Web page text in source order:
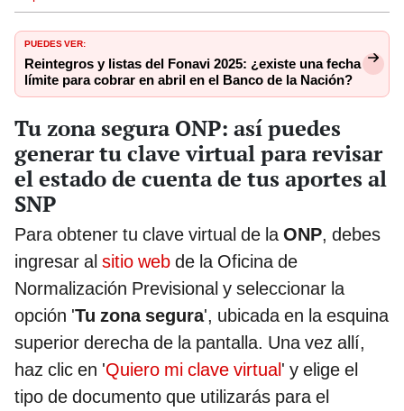
PUEDES VER:
Reintegros y listas del Fonavi 2025: ¿existe una fecha
límite para cobrar en abril en el Banco de la Nación?
Tu zona segura ONP: así puedes
generar tu clave virtual para revisar
el estado de cuenta de tus aportes al
SNP
Para obtener tu clave virtual de laONP, debes
ingresar al sitio web de la Oficina de
Normalización Previsional y seleccionar la
opción 'Tu zona segura', ubicada en la esquina
superior derecha de la pantalla. Una vez allí,
haz clic en 'Quiero mi clave virtual' y elige el
tipo de documento que utilizarás para el